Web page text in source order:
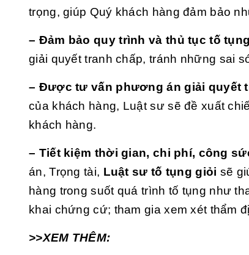
trọng, giúp Quý khách hàng đảm bảo
– Đảm bảo quy trình và thủ tục tố
giải quyết tranh chấp, tránh những sai
– Được tư vấn phương án giải quyết
của khách hàng, Luật sư sẽ đề xuất
khách hàng.
– Tiết kiệm thời gian, chi phí, công
án, Trọng tài, Luật sư tố tụng giỏi sẽ
hàng trong suốt quá trình tố tụng như
khai chứng cứ; tham gia xem xét thẩm
>>XEM THÊM: